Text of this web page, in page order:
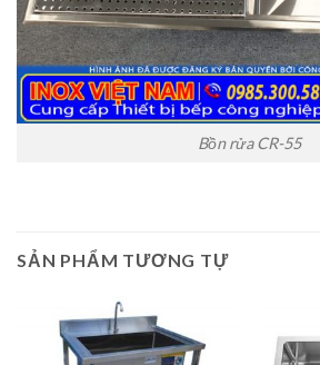
Bồn rửa CR-55
SẢN PHẨM TƯƠNG TỰ